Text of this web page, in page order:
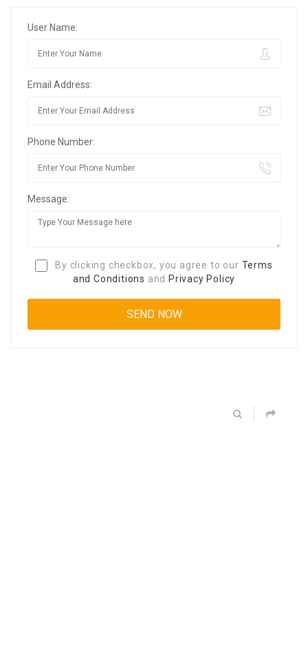
User Name:
Email Address:
Phone Number:
Message:
By clicking checkbox, you agree to our Terms
and Conditions and Privacy Policy